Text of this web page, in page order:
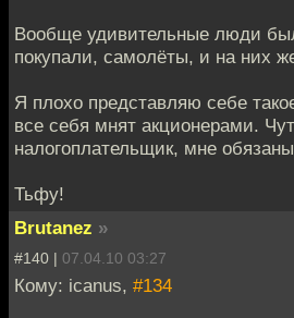
Вообще удивительные люди
покупали, самолёты, и на них
Я плохо представляю себе
все себя мнят акционерами.
налогоплательщик, мне
Тьфу!
Brutanez »
#140 | 07.04.10 03:27
Кому: icanus, #134